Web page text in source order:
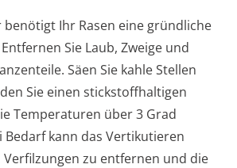
benötigt Ihr Rasen eine gründliche
Sie Laub, Zweige und
Säen Sie kahle Stellen
Sie einen stickstoffhaltigen
Temperaturen über 3 Grad
Bedarf kann das Vertikutieren
zu entfernen und die